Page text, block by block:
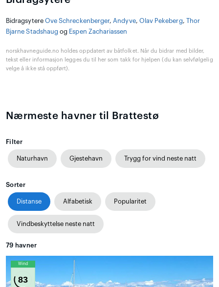
Bidragsytere Ove Schreckenberger, Andyve, Olav Pekeberg,
Thor
Bjarne Stadshaug og Espen Zachariassen
norskhavneguide.no holdes oppdatert av båtfolket. Når du bidrar med bilder,
tekst eller informasjon legges du til her som takk for hjelpen (du kan selvfølgelig
velge å ikke stå oppført).
Nærmeste havner til Brattestø
Filter
Naturhavn Gjestehavn Trygg for vind neste natt
Sorter
Distanse Alfabetisk Popularitet
Vindbeskyttelse neste natt
79 havner
Wind
83